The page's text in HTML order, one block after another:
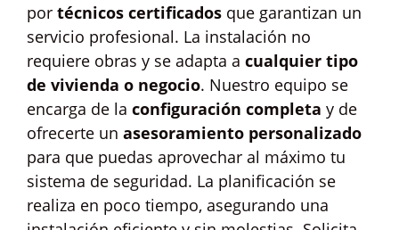
por técnicos certificados que garantizan un
servicio profesional. La instalación no
requiere obras y se adapta a cualquier tipo
de vivienda o negocio. Nuestro equipo se
encarga de la configuración completa y de
ofrecerte un asesoramiento personalizado
para que puedas aprovechar al máximo tu
sistema de seguridad. La planificación se
realiza en poco tiempo, asegurando una